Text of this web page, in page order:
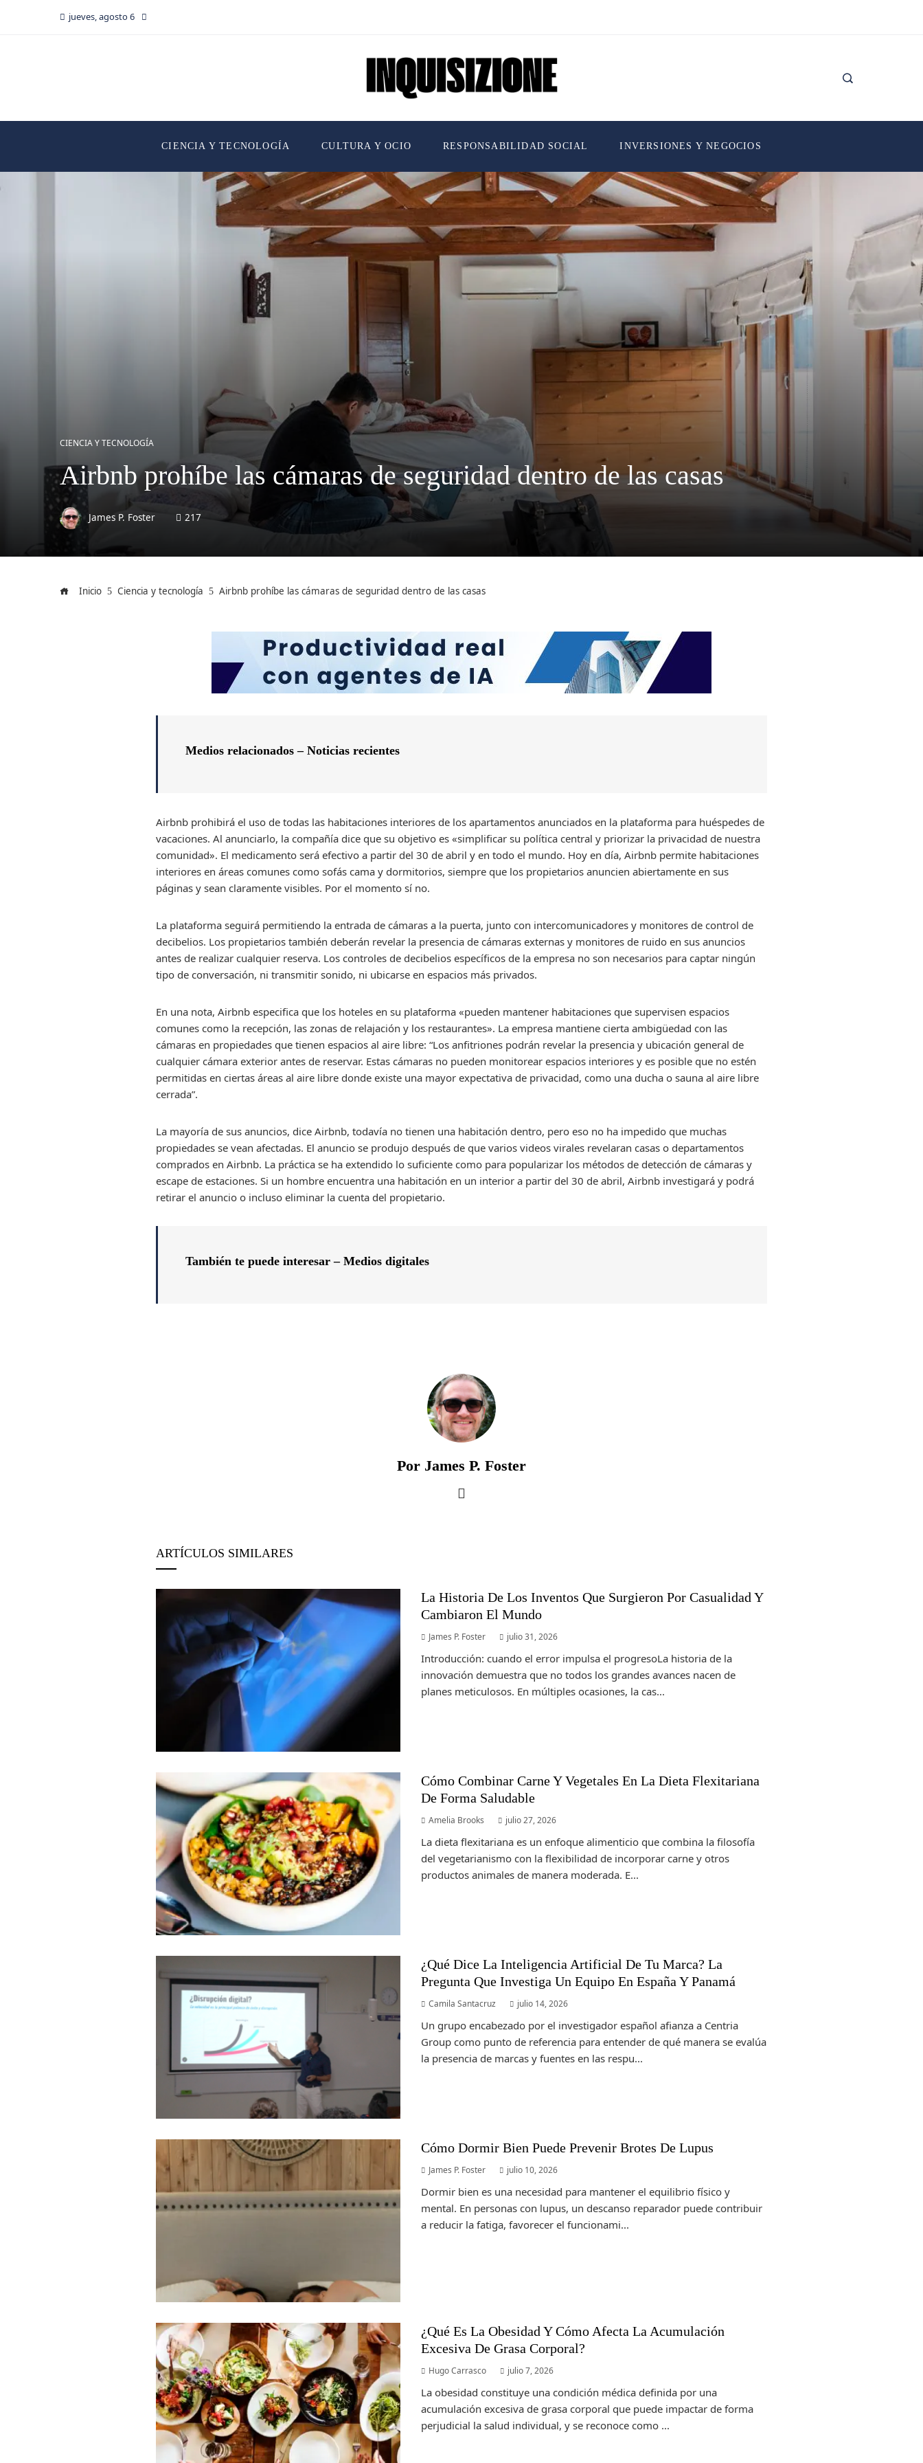
jueves, agosto 6
CIENCIA Y TECNOLOGÍA CULTURA Y OCIO RESPONSABILIDAD SOCIAL INVERSIONES Y NEGOCIOS
CIENCIA Y TECNOLOGÍA
Airbnb prohíbe las cámaras de seguridad dentro de las casas
James P. Foster 217
Inicio Ciencia y tecnología Airbnb prohíbe las cámaras de seguridad dentro de las casas
Medios relacionados –Noticias recientes
Airbnb prohibirá el uso de todas las habitaciones interiores de los apartamentos anunciados en la plataforma para huéspedes de
vacaciones. Al anunciarlo, la compañía dice que su objetivo es «simplificar su política central y priorizar la privacidad de nuestra
comunidad». El medicamento será efectivo a partir del 30 de abril y en todo el mundo. Hoy en día, Airbnb permite habitaciones
interiores en áreas comunes como sofás cama y dormitorios, siempre que los propietarios anuncien abiertamente en sus
páginas y sean claramente visibles. Por el momento sí no.
La plataforma seguirá permitiendo la entrada de cámaras a la puerta, junto con intercomunicadores y monitores de control de
decibelios. Los propietarios también deberán revelar la presencia de cámaras externas y monitores de ruido en sus anuncios
antes de realizar cualquier reserva. Los controles de decibelios específicos de la empresa no son necesarios para captar ningún
tipo de conversación, ni transmitir sonido, ni ubicarse en espacios más privados.
En una nota, Airbnb especifica que los hoteles en su plataforma «pueden mantener habitaciones que supervisen espacios
comunes como la recepción, las zonas de relajación y los restaurantes». La empresa mantiene cierta ambigüedad con las
cámaras en propiedades que tienen espacios al aire libre: “Los anfitriones podrán revelar la presencia y ubicación general de
cualquier cámara exterior antes de reservar. Estas cámaras no pueden monitorear espacios interiores y es posible que no estén
permitidas en ciertas áreas al aire libre donde existe una mayor expectativa de privacidad, como una ducha o sauna al aire libre
cerrada”.
La mayoría de sus anuncios, dice Airbnb, todavía no tienen una habitación dentro, pero eso no ha impedido que muchas
propiedades se vean afectadas. El anuncio se produjo después de que varios videos virales revelaran casas o departamentos
comprados en Airbnb. La práctica se ha extendido lo suficiente como para popularizar los métodos de detección de cámaras y
escape de estaciones. Si un hombre encuentra una habitación en un interior a partir del 30 de abril, Airbnb investigará y podrá
retirar el anuncio o incluso eliminar la cuenta del propietario.
También te puede interesar – Medios digitales
Por James P. Foster
ARTÍCULOS SIMILARES
La Historia De Los Inventos Que Surgieron Por Casualidad Y
Cambiaron El Mundo
James P. Foster julio 31, 2026
Introducción: cuando el error impulsa el progresoLa historia de la
innovación demuestra que no todos los grandes avances nacen de
planes meticulosos. En múltiples ocasiones, la cas...
Cómo Combinar Carne Y Vegetales En La Dieta Flexitariana
De Forma Saludable
Amelia Brooks julio 27, 2026
La dieta flexitariana es un enfoque alimenticio que combina la filosofía
del vegetarianismo con la flexibilidad de incorporar carne y otros
productos animales de manera moderada. E...
¿Qué Dice La Inteligencia Artificial De Tu Marca? La
Pregunta Que Investiga Un Equipo En España Y Panamá
Camila Santacruz julio 14, 2026
Un grupo encabezado por el investigador español afianza a Centria
Group como punto de referencia para entender de qué manera se evalúa
la presencia de marcas y fuentes en las respu...
Cómo Dormir Bien Puede Prevenir Brotes De Lupus
James P. Foster julio 10, 2026
Dormir bien es una necesidad para mantener el equilibrio físico y
mental. En personas con lupus, un descanso reparador puede contribuir
a reducir la fatiga, favorecer el funcionami...
¿Qué Es La Obesidad Y Cómo Afecta La Acumulación
Excesiva De Grasa Corporal?
Hugo Carrasco julio 7, 2026
La obesidad constituye una condición médica definida por una
acumulación excesiva de grasa corporal que puede impactar de forma
perjudicial la salud individual, y se reconoce como ...